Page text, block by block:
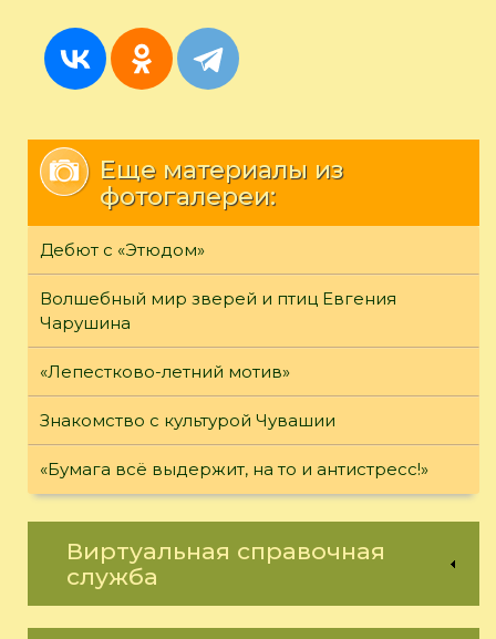
Еще материалы из
фотогалереи:
Дебют с «Этюдом»
Волшебный мир зверей и птиц Евгения
Чарушина
«Лепестково-летний мотив»
Знакомство с культурой Чувашии
«Бумага всё выдержит, на то и антистресс!»
Виртуальная справочная
служба